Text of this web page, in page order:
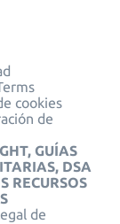
cookies
de
GUÍAS
DSA
RECURSOS
de